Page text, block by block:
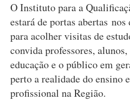
O Instituto para a
estará de portas abertas
para acolher visitas de
convida professores,
educação e o público em
perto a realidade do ensino
profissional na Região.